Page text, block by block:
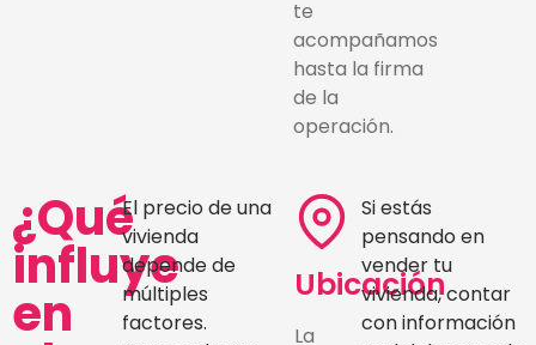
te
acompañamos
hasta la firma
de la
operación.
¿Qué
influye
en
El precio de una
vivienda
depende de
múltiples
factores.
Ubicación
La
Si estás
pensando en
vender tu
vivienda, contar
con información